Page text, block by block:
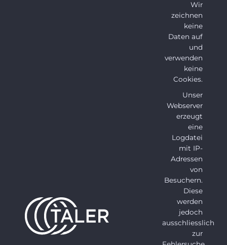
Wir
zeichnen
keine
Daten auf
und
verwenden
keine
Cookies.
Unser
Webserver
erzeugt
eine
Logdatei
mit IP-
Adressen
von
Besuchern.
Diese
werden
jedoch
ausschliesslich
zur